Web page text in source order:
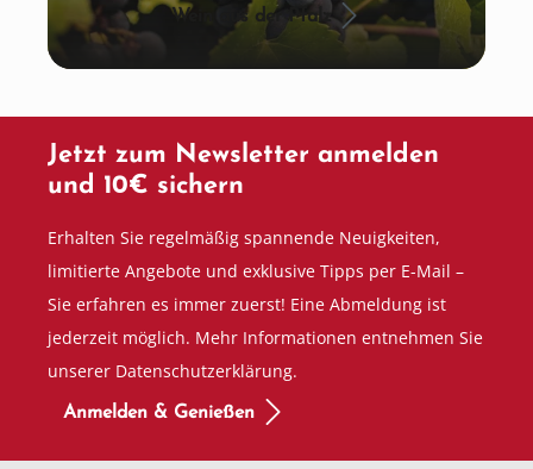
Wein aus der Pfalz
Jetzt zum Newsletter anmelden
und 10€ sichern
Erhalten Sie regelmäßig spannende Neuigkeiten,
limitierte Angebote und exklusive Tipps per E-Mail –
Sie erfahren es immer zuerst! Eine Abmeldung ist
jederzeit möglich. Mehr Informationen entnehmen Sie
unserer Datenschutzerklärung.
Anmelden & Genießen